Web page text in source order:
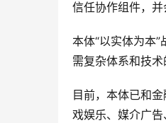
信任协作组件，并
本体“以实体为本
需复杂体系和技术
目前，本体已和
戏娱乐、媒介广